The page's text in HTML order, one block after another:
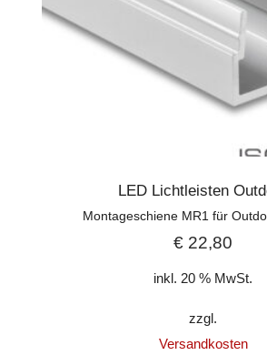
LED Lichtleisten
Montageschiene MR1 für
€ 22,80
inkl. 20 % MwSt.
zzgl.
Versandkosten